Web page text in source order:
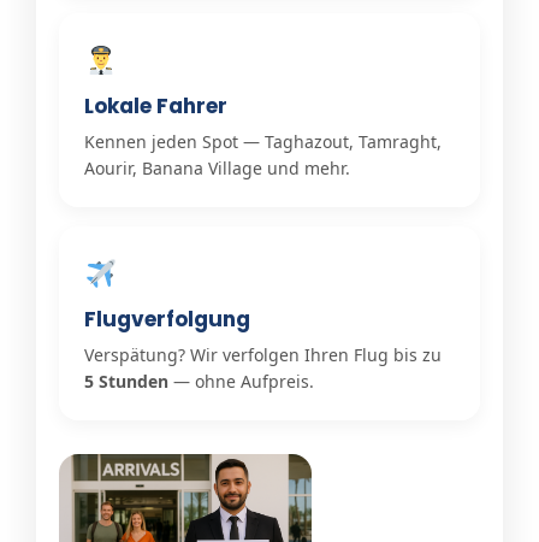
Lokale Fahrer
Kennen jeden Spot — Taghazout, Tamraght,
Aourir, Banana Village und mehr.
Flugverfolgung
Verspätung? Wir verfolgen Ihren Flug bis zu
5 Stunden— ohne Aufpreis.